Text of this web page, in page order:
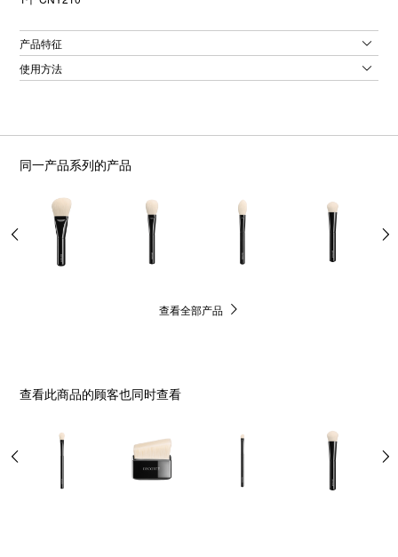
产品特征
使用方法
同一产品系列的产品
查看全部产品
查看此商品的顾客也同时查看